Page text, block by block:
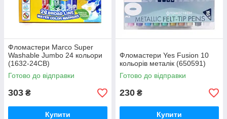
Фломастери Marco Super
Washable Jumbo 24 кольори
(1632-24CB)
Готово до відправки
303 ₴
Купити
Фломастери Yes Fusion 10
кольорів металік (650591)
Готово до відправки
230 ₴
Купити